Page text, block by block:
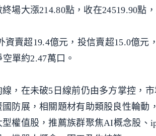
場大漲214.80點，收在24519.90點
資賣超19.4億元，投信賣超15.0億元
單約2.47萬口。
，在未破5日線前仍由多方掌控，
防展，相關題材有助類股良性輪動
權值股，推薦族群聚焦AI概念股、